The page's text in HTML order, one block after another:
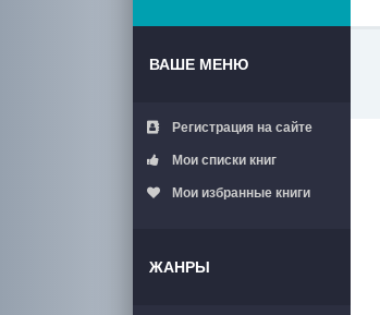
ВАШЕ МЕНЮ
Регистрация на сайте
Мои списки книг
Мои избранные книги
ЖАНРЫ